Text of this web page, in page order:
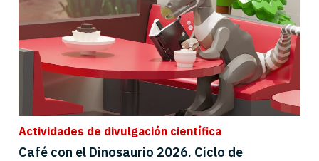
Actividades de divulgación científica
Café con el Dinosaurio 2026. Ciclo de